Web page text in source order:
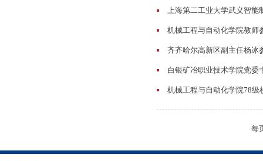
上海第二工业大学武义智能
机械工程与自动化学院教师
齐齐哈尔高新区副主任杨冰
白银矿冶职业技术学院党委
机械工程与自动化学院78
每